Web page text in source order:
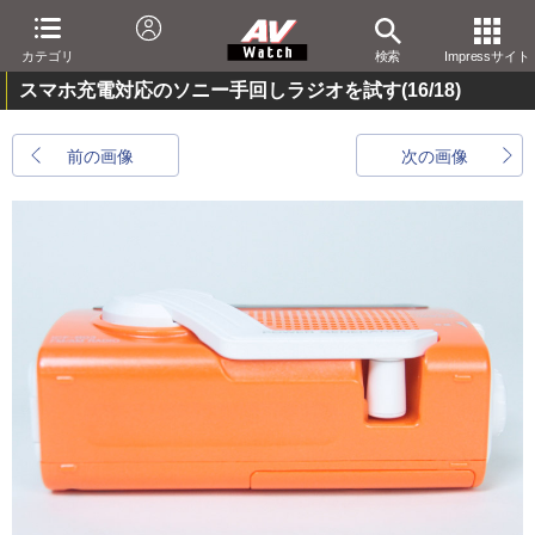
カテゴリ 検索 Impressサイト
スマホ充電対応のソニー手回しラジオを試す(16/18)
前の画像 次の画像